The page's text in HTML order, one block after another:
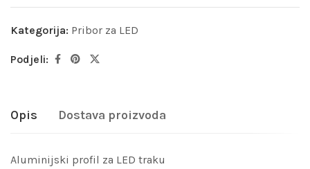
Kategorija: Pribor za LED
Podjeli:
Opis Dostava proizvoda
Aluminijski profil za LED traku